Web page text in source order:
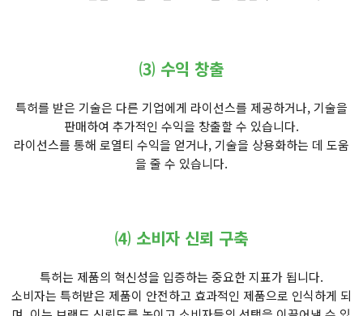
⑶ 수익 창출
특허를 받은 기술은 다른 기업에게 라이선스를 제공하거나, 기술을
판매하여 추가적인 수익을 창출할 수 있습니다.
라이선스를 통해 로열티 수익을 얻거나, 기술을 상용화하는 데 도움
을 줄 수 있습니다.
⑷ 소비자 신뢰 구축
특허는 제품의 혁신성을 입증하는 중요한 지표가 됩니다.
소비자는 특허받은 제품이 안전하고 효과적인 제품으로 인식하게 되